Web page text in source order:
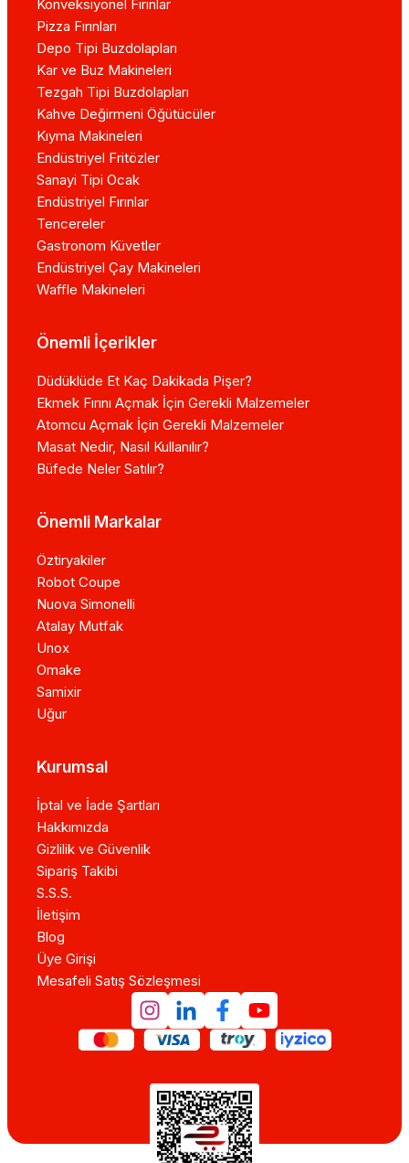
Konveksiyonel Fırınlar
Pizza Fırınları
Depo Tipi Buzdolapları
Kar ve Buz Makineleri
Tezgah Tipi Buzdolapları
Kahve Değirmeni Öğütücüler
Kıyma Makineleri
Endüstriyel Fritözler
Sanayi Tipi Ocak
Endüstriyel Fırınlar
Tencereler
Gastronom Küvetler
Endüstriyel Çay Makineleri
Waffle Makineleri
Önemli İçerikler
Düdüklüde Et Kaç Dakikada Pişer?
Ekmek Fırını Açmak İçin Gerekli Malzemeler
Atomcu Açmak İçin Gerekli Malzemeler
Masat Nedir, Nasıl Kullanılır?
Büfede Neler Satılır?
Önemli Markalar
Öztiryakiler
Robot Coupe
Nuova Simonelli
Atalay Mutfak
Unox
Omake
Samixir
Uğur
Kurumsal
İptal ve İade Şartları
Hakkımızda
Gizlilik ve Güvenlik
Sipariş Takibi
S.S.S.
İletişim
Blog
Üye Girişi
Mesafeli Satış Sözleşmesi